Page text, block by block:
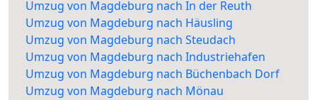
Umzug von Magdeburg nach In der Reuth
Umzug von Magdeburg nach Häusling
Umzug von Magdeburg nach Steudach
Umzug von Magdeburg nach Industriehafen
Umzug von Magdeburg nach Büchenbach Dorf
Umzug von Magdeburg nach Mönau